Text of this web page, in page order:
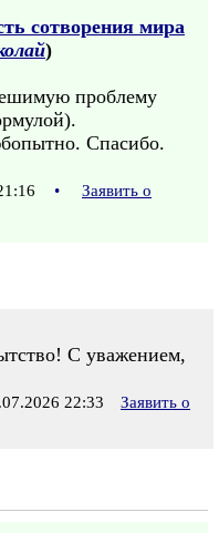
сотворения мира
)
проблему
Спасибо.
•
Заявить о
С уважением,
22:33
Заявить о